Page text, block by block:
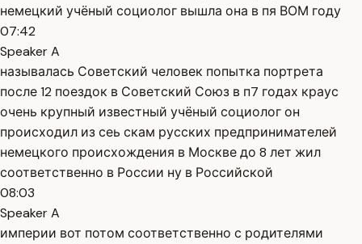
немецкий учёный социолог вышла она в пя ВОМ году
07:42
Speaker A
называлась Советский человек попытка портрета
после 12 поездок в Советский Союз в п7 годах краус
очень крупный известный учёный социолог он
происходил из сеь скам русских предпринимателей
немецкого происхождения в Москве до 8 лет жил
соответственно в России ну в Российской
08:03
Speaker A
империи вот потом соответственно с родителями